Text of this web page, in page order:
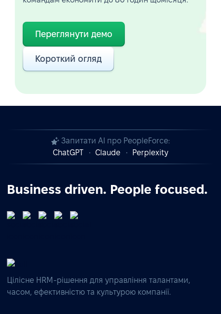
Переглянути демо
Короткий огляд
Запитати AI про PeopleForce:
ChatGPT
Claude Perplexity
Business driven. People focused.
Цілісне HRM-рішення для управління талантами,
часом, ефективністю та культурою компанії.